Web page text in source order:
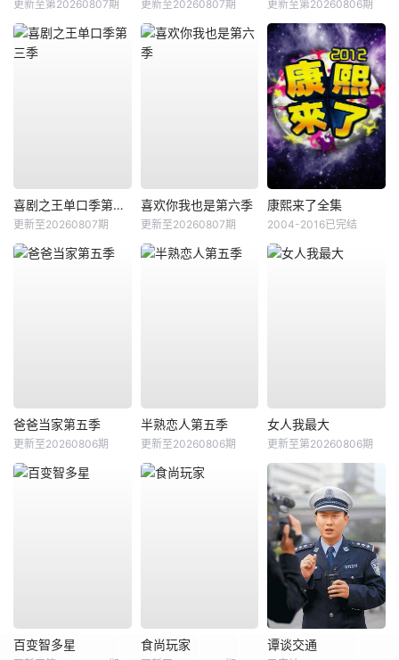
更新至第20260807期 更新至20260807期 更新至第20260806期
喜剧之王单口季第三季
更新至20260807期
喜欢你我也是第六季
更新至20260807期
康熙来了全集
2004-2016已完结
爸爸当家第五季
更新至20260806期
半熟恋人第五季
更新至20260806期
女人我最大
更新至第20260806期
百变智多星 食尚玩家 谭谈交通